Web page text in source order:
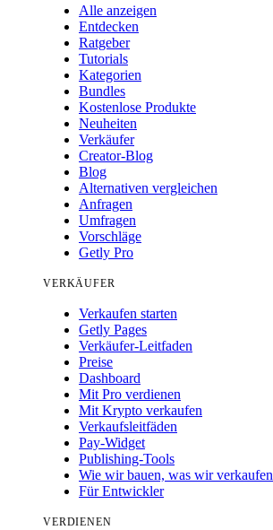
Alle anzeigen
Entdecken
Ratgeber
Tutorials
Kategorien
Bundles
Kostenlose Produkte
Neuheiten
Verkäufer
Creator-Blog
Blog
Alternativen vergleichen
Anfragen
Umfragen
Vorschläge
Getly Pro
VERKÄUFER
Verkaufen starten
Getly Pages
Verkäufer-Leitfaden
Preise
Dashboard
Mit Pro verdienen
Mit Krypto verkaufen
Verkaufsleitfäden
Pay-Widget
Publishing-Tools
Wie wir bauen, was wir verkaufen
Für Entwickler
VERDIENEN